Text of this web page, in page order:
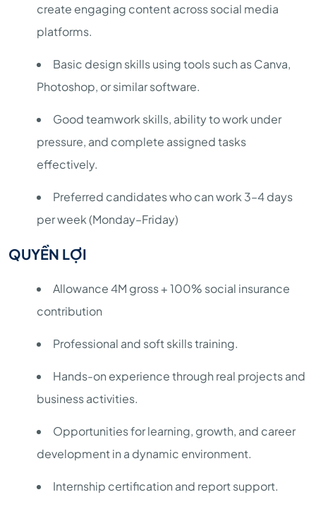
create engaging content across social media
platforms.
Basic design skills using tools such as Canva,
Photoshop, or similar software.
Good teamwork skills, ability to work under
pressure, and complete assigned tasks
effectively.
Preferred candidates who can work 3–4 days
per week (Monday–Friday)
QUYỀN LỢI
Allowance 4M gross + 100% social insurance
contribution
Professional and soft skills training.
Hands-on experience through real projects and
business activities.
Opportunities for learning, growth, and career
development in a dynamic environment.
Internship certification and report support.